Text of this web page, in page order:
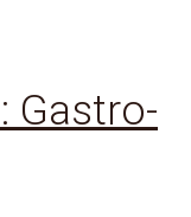
Gastro-